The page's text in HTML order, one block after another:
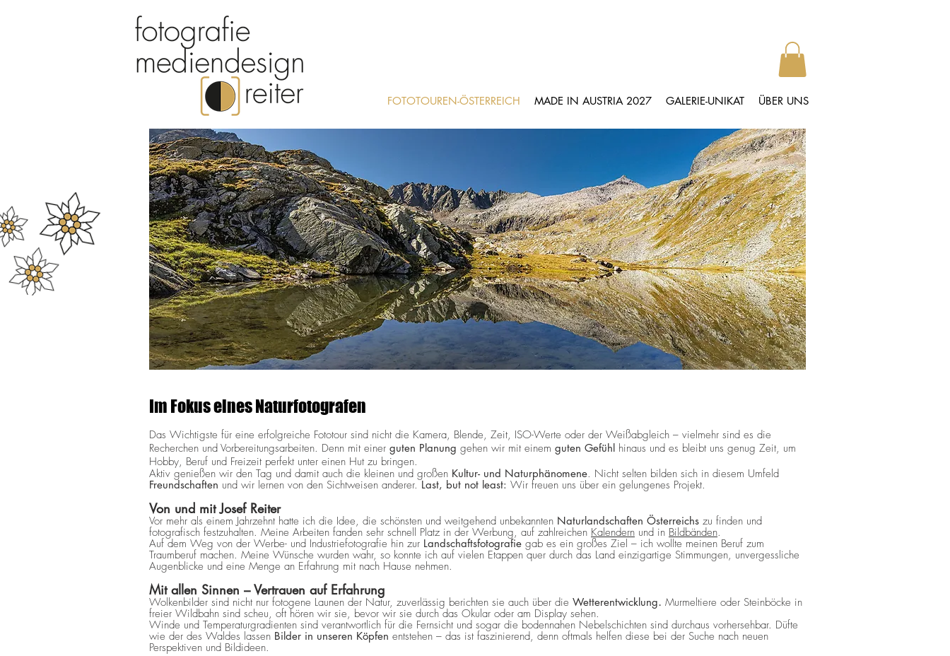
FOTOTOUREN-ÖSTERREICH MADE IN AUSTRIA 2027 GALERIE-UNIKAT ÜBER UNS
Im Fokus eines Naturfotografen
Das Wichtigste für eine erfolgreiche Fototour sind nicht die Kamera, Blende, Zeit, ISO-Werte oder der Weißabgleich – vielmehr sind es die
Recherchen und Vorbereitungsarbeiten. Denn mit einer guten Planung gehen wir mit einem guten Gefühl hinaus und es bleibt uns genug Zeit, um
Hobby, Beruf und Freizeit perfekt unter einen Hut zu bringen.
Aktiv genießen wir den Tag und damit auch die kleinen und großen Kultur- und Naturphänomene. Nicht selten bilden sich in diesem Umfeld
Freundschaften und wir lernen von den Sichtweisen anderer. Last, but not least: Wir freuen uns über ein gelungenes Projekt.
Von und mit Josef Reiter
Vor mehr als einem Jahrzehnt hatte ich die Idee, die schönsten und weitgehend unbekannten Naturlandschaften Österreichs zu finden und
fotografisch festzuhalten. Meine Arbeiten fanden sehr schnell Platz in der Werbung, auf zahlreichen Kalendern und in Bildbänden.
Auf dem Weg von der Werbe- und Industriefotografie hin zur Landschaftsfotografie gab es ein großes Ziel – ich wollte meinen Beruf zum
Traumberuf machen. Meine Wünsche wurden wahr, so konnte ich auf vielen Etappen quer durch das Land einzigartige Stimmungen, unvergessliche
Augenblicke und eine Menge an Erfahrung mit nach Hause nehmen.
Mit allen Sinnen – Vertrauen auf Erfahrung
Wolkenbilder sind nicht nur fotogene Launen der Natur, zuverlässig berichten sie auch über die Wetterentwicklung. Murmeltiere oder Steinböcke in
freier Wildbahn sind scheu, oft hören wir sie, bevor wir sie durch das Okular oder am Display sehen.
Winde und Temperaturgradienten sind verantwortlich für die Fernsicht und sogar die bodennahen Nebelschichten sind durchaus vorhersehbar. Düfte
wie der des Waldes lassen Bilder in unseren Köpfen entstehen – das ist faszinierend, denn oftmals helfen diese bei der Suche nach neuen
Perspektiven und Bildideen.